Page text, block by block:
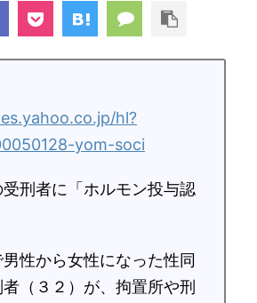
hl?
yom-soci
刑者に「ホルモン投与認
性から女性になった性同
（３２）が、拘置所や刑